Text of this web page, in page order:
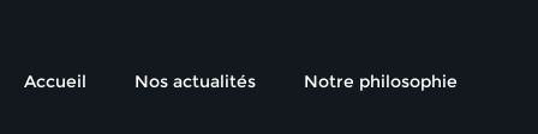
Notre-Dame Heusy
Accueil Nos actualités Notre philosophie